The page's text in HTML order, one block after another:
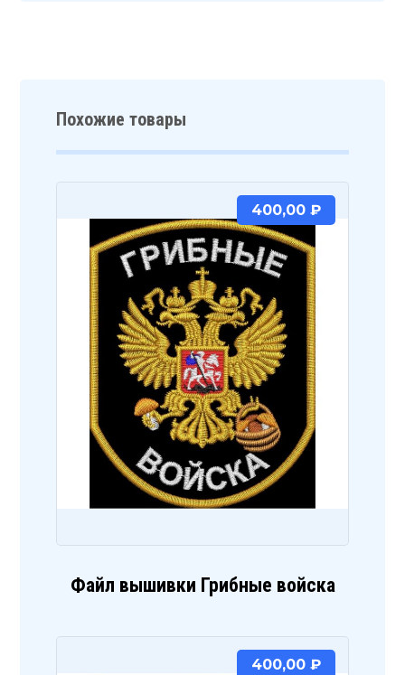
Похожие товары
Файл вышивки Грибные войска
400,00 ₽
400,00 ₽